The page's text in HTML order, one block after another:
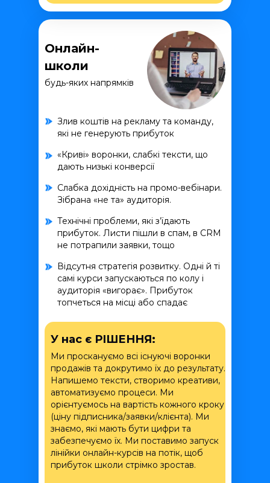
Онлайн-
школи
будь-яких напрямків
У нас є РІШЕННЯ:
Ми проскануємо всі існуючі воронки
продажів та докрутимо їх до результату.
Напишемо тексти, створимо креативи,
автоматизуємо процеси. Ми
орієнтуємось на вартість кожного кроку
(ціну підписника/заявки/клієнта). Ми
знаємо, які мають бути цифри та
забезпечуємо їх. Ми поставимо запуск
лінійки онлайн-курсів на потік, щоб
прибуток школи стрімко зростав.
Злив коштів на рекламу та команду,
які не генерують прибуток
«Криві» воронки, слабкі тексти, що
дають низькі конверсії
Слабка дохідність на промо-вебінари.
Зібрана «не та» аудиторія.
Технічні проблеми, які з’їдають
прибуток. Листи пішли в спам, в CRM
не потрапили заявки, тощо
Відсутня стратегія розвитку. Одні й ті
самі курси запускаються по колу і
аудиторія «вигорає». Прибуток
топчеться на місці або спадає